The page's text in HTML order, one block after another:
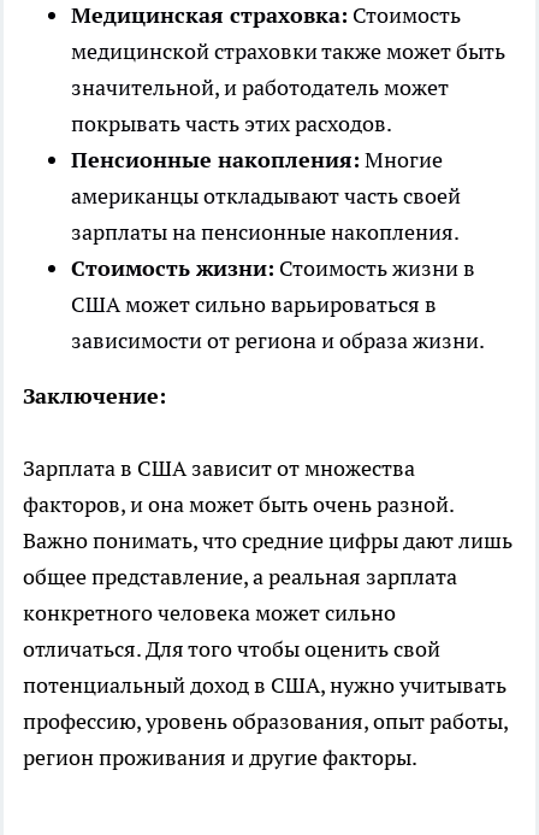
Медицинская страховка: Стоимость
медицинской страховки также может быть
значительной, и работодатель может
покрывать часть этих расходов.
Пенсионные накопления: Многие
американцы откладывают часть своей
зарплаты на пенсионные накопления.
Стоимость жизни: Стоимость жизни в
США может сильно варьироваться в
зависимости от региона и образа жизни.
Заключение:
Зарплата в США зависит от множества
факторов, и она может быть очень разной.
Важно понимать, что средние цифры дают лишь
общее представление, а реальная зарплата
конкретного человека может сильно
отличаться. Для того чтобы оценить свой
потенциальный доход в США, нужно учитывать
профессию, уровень образования, опыт работы,
регион проживания и другие факторы.